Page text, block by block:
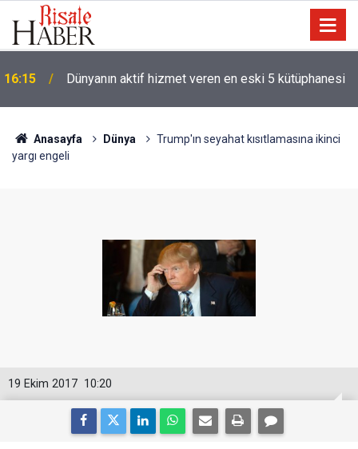
14:30
'Hz. Muhammed denizci miydi' sorusu üzerine
Müslüman oldu
Anasayfa Dünya
Trump'ın seyahat kısıtlamasına ikinci
yargı engeli
10:20
19 Ekim 2017